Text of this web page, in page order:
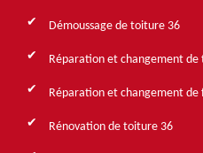
Démoussage de toiture 36
Réparation et changement de
Réparation et changement
Rénovation de toiture 36